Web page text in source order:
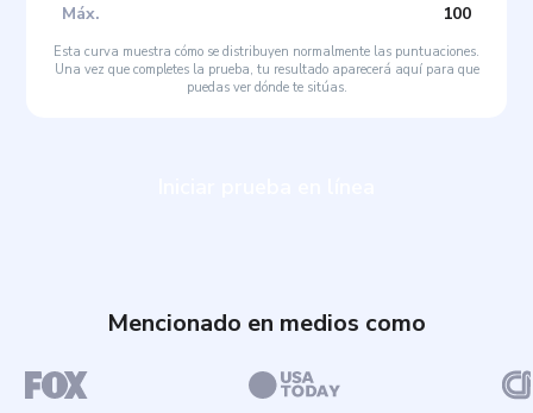
Máx. 100
Esta curva muestra cómo se distribuyen normalmente las puntuaciones.
Una vez que completes la prueba, tu resultado aparecerá aquí para que
puedas ver dónde te sitúas.
Mencionado en medios como